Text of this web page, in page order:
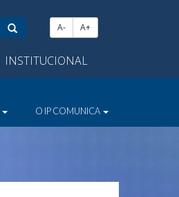
A- A+
INSTITUCIONAL
O IP COMUNICA